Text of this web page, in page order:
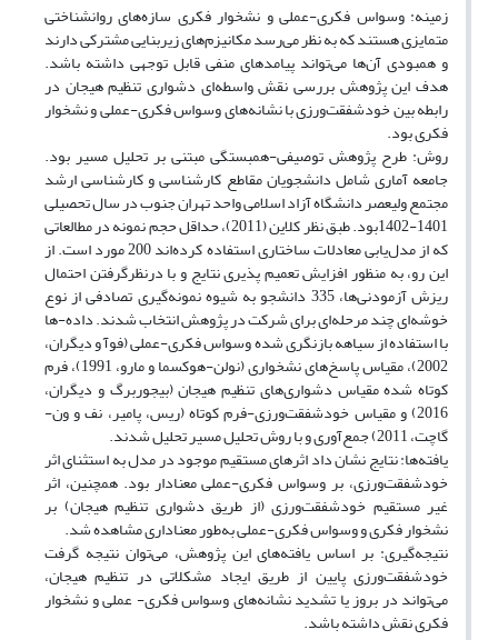
زمینه:‌ وسواس فکری-عملی و نشخوار فکری سازه‌های روانشناختی
متمایزی هستند که به نظر می‌رسد مکانیزم‌های زیربنایی مشترکی دارند
و همبودی آن‌ها می‌تواند پیامدهای منفی قابل توجهی داشته باشد.
هدف این پژوهش بررسی نقش واسطه‌ای دشواری تنظیم هیجان در
رابطه بین خودشفقت‌ورزی با نشانه‌های وسواس فکری-عملی و نشخوار
فکری بود.
روش: طرح پژوهش توصیفی-همبستگی مبتنی بر تحلیل مسیر بود.
جامعه آماری شامل دانشجویان مقاطع کارشناسی و کارشناسی ارشد
مجتمع ولیعصر دانشگاه آزاد اسلامی واحد تهران جنوب در سال تحصیلی
1401-1402بود. طبق نظر کلاین (2011)، حداقل حجم نمونه در مطالعاتی
که از مدل‌یابی معادلات ساختاری استفاده کرده‌اند 200 مورد است. از
این رو، به منظور افزایش تعمیم پذیری نتایج و با درنظرگرفتن احتمال
ریزش آزمودنی‌ها، 335 دانشجو به شیوه نمونه‌گیری تصادفی از نوع
خوشه‌ای چند مرحله‌ای برای شرکت در پژوهش انتخاب شدند. داده-ها
با استفاده از سیاهه بازنگری شده وسواس فکری-عملی (فوآ و دیگران،
2002)، مقیاس پاسخ‌های نشخواری (نولن-هوکسما و مارو، 1991)، فرم
کوتاه شده مقیاس دشواری‌های تنظیم هیجان (بیجوربرگ و دیگران،
2016) و مقیاس خودشفقت‌ورزی-فرم کوتاه (ریس، پامیر، نف و ون-
گاچت، 2011) جمع‌آوری و با روش تحلیل مسیر تحلیل شدند.
یافته‌ها: نتایج نشان داد اثرهای مستقیم موجود در مدل به استثنای اثر
خودشفقت‌ورزی، بر وسواس فکری-عملی معنادار بود. همچنین، اثر
غیر مستقیم خودشفقت‌ورزی (از طریق دشواری تنظیم هیجان) بر
نشخوار فکری و وسواس فکری-عملی به‌طور معناداری مشاهده شد.
نتیجه‌گیری: بر اساس یافته‌های این پژوهش، می‌توان نتیجه گرفت
خودشفقت‌ورزی پایین از طریق ایجاد مشکلاتی در تنظیم هیجان،
می‌تواند در بروز یا تشدید نشانه‌های وسواس فکری- عملی و نشخوار
فکری نقش داشته باشد.